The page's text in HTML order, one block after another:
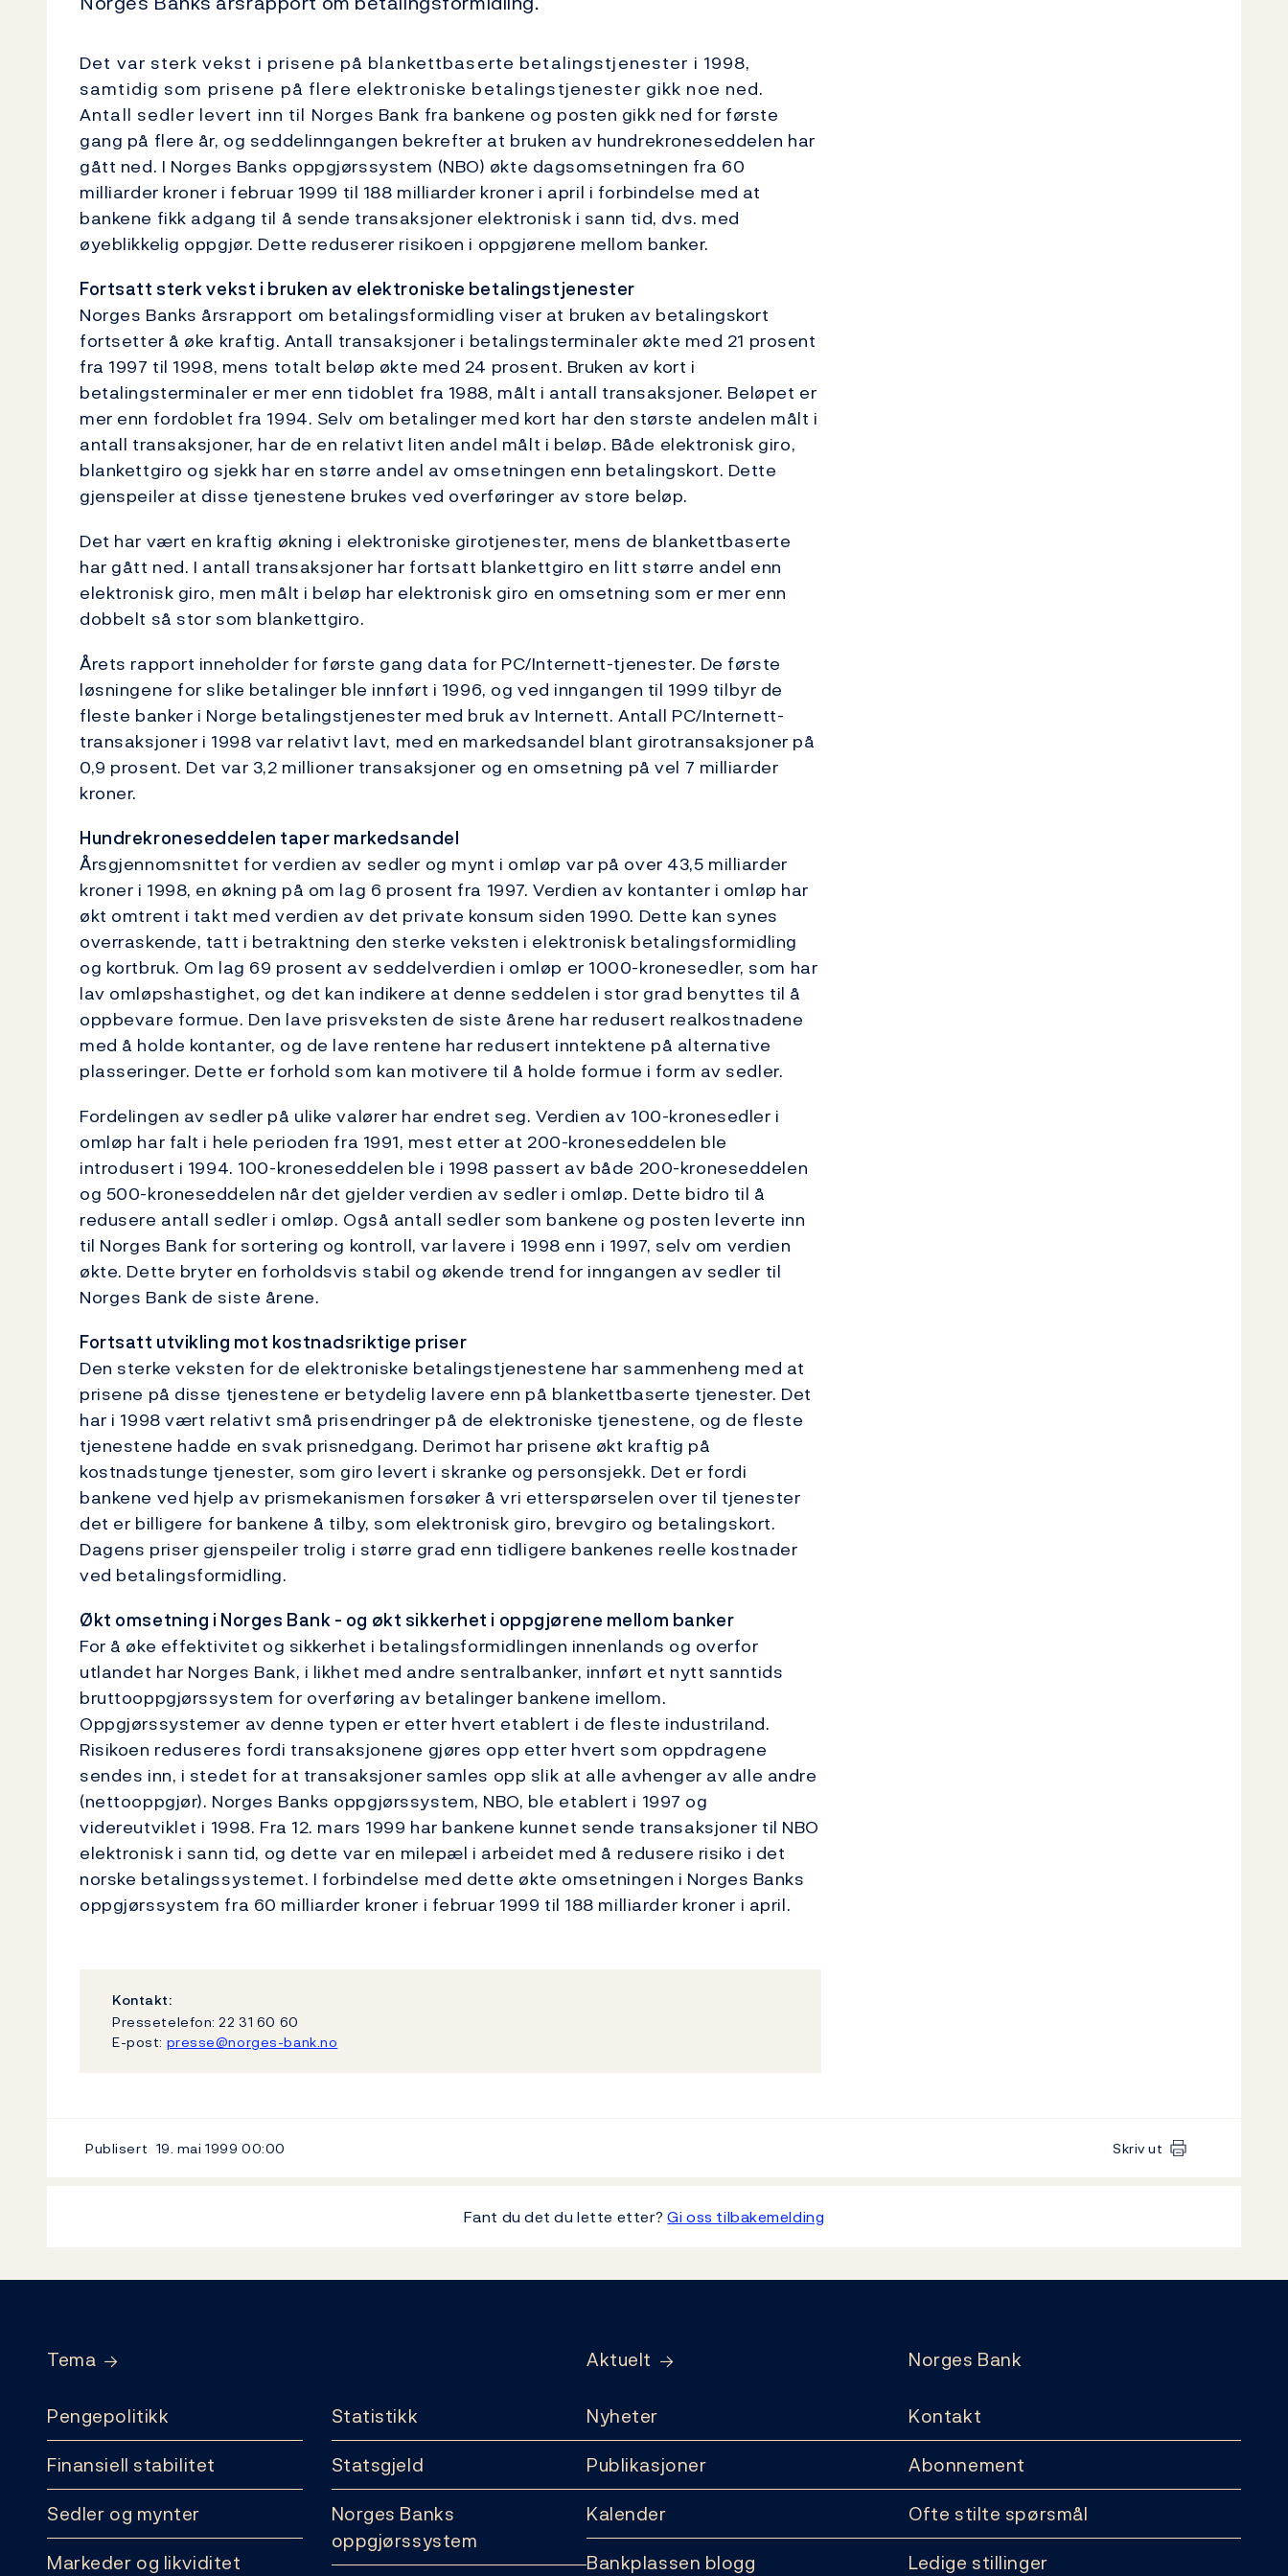
Det var sterk vekst i prisene på blankettbaserte betalingstjenester i 1998,
samtidig som prisene på flere elektroniske betalingstjenester gikk noe ned.
Antall sedler levert inn til Norges Bank fra bankene og posten gikk ned for første
gang på flere år, og seddelinngangen bekrefter at bruken av hundrekroneseddelen har
gått ned. I Norges Banks oppgjørssystem (NBO) økte dagsomsetningen fra 60
milliarder kroner i februar 1999 til 188 milliarder kroner i april i forbindelse med at
bankene fikk adgang til å sende transaksjoner elektronisk i sann tid, dvs. med
øyeblikkelig oppgjør. Dette reduserer risikoen i oppgjørene mellom banker.
Fortsatt sterk vekst i bruken av elektroniske betalingstjenester
Norges Banks årsrapport om betalingsformidling viser at bruken av betalingskort
fortsetter å øke kraftig. Antall transaksjoner i betalingsterminaler økte med 21 prosent
fra 1997 til 1998, mens totalt beløp økte med 24 prosent. Bruken av kort i
betalingsterminaler er mer enn tidoblet fra 1988, målt i antall transaksjoner. Beløpet er
mer enn fordoblet fra 1994. Selv om betalinger med kort har den største andelen målt i
antall transaksjoner, har de en relativt liten andel målt i beløp. Både elektronisk giro,
blankettgiro og sjekk har en større andel av omsetningen enn betalingskort. Dette
gjenspeiler at disse tjenestene brukes ved overføringer av store beløp.
Det har vært en kraftig økning i elektroniske girotjenester, mens de blankettbaserte
har gått ned. I antall transaksjoner har fortsatt blankettgiro en litt større andel enn
elektronisk giro, men målt i beløp har elektronisk giro en omsetning som er mer enn
dobbelt så stor som blankettgiro.
Årets rapport inneholder for første gang data for PC/Internett-tjenester. De første
løsningene for slike betalinger ble innført i 1996, og ved inngangen til 1999 tilbyr de
fleste banker i Norge betalingstjenester med bruk av Internett. Antall PC/Internett-
transaksjoner i 1998 var relativt lavt, med en markedsandel blant girotransaksjoner på
0,9 prosent. Det var 3,2 millioner transaksjoner og en omsetning på vel 7 milliarder
kroner.
Hundrekroneseddelen taper markedsandel
Årsgjennomsnittet for verdien av sedler og mynt i omløp var på over 43,5 milliarder
kroner i 1998, en økning på om lag 6 prosent fra 1997. Verdien av kontanter i omløp har
økt omtrent i takt med verdien av det private konsum siden 1990. Dette kan synes
overraskende, tatt i betraktning den sterke veksten i elektronisk betalingsformidling
og kortbruk. Om lag 69 prosent av seddelverdien i omløp er 1000-kronesedler, som har
lav omløpshastighet, og det kan indikere at denne seddelen i stor grad benyttes til å
oppbevare formue. Den lave prisveksten de siste årene har redusert realkostnadene
med å holde kontanter, og de lave rentene har redusert inntektene på alternative
plasseringer. Dette er forhold som kan motivere til å holde formue i form av sedler.
Fordelingen av sedler på ulike valører har endret seg. Verdien av 100-kronesedler i
omløp har falt i hele perioden fra 1991, mest etter at 200-kroneseddelen ble
introdusert i 1994. 100-kroneseddelen ble i 1998 passert av både 200-kroneseddelen
og 500-kroneseddelen når det gjelder verdien av sedler i omløp. Dette bidro til å
redusere antall sedler i omløp. Også antall sedler som bankene og posten leverte inn
til Norges Bank for sortering og kontroll, var lavere i 1998 enn i 1997, selv om verdien
økte. Dette bryter en forholdsvis stabil og økende trend for inngangen av sedler til
Norges Bank de siste årene.
Fortsatt utvikling mot kostnadsriktige priser
Den sterke veksten for de elektroniske betalingstjenestene har sammenheng med at
prisene på disse tjenestene er betydelig lavere enn på blankettbaserte tjenester. Det
har i 1998 vært relativt små prisendringer på de elektroniske tjenestene, og de fleste
tjenestene hadde en svak prisnedgang. Derimot har prisene økt kraftig på
kostnadstunge tjenester, som giro levert i skranke og personsjekk. Det er fordi
bankene ved hjelp av prismekanismen forsøker å vri etterspørselen over til tjenester
det er billigere for bankene å tilby, som elektronisk giro, brevgiro og betalingskort.
Dagens priser gjenspeiler trolig i større grad enn tidligere bankenes reelle kostnader
ved betalingsformidling.
Økt omsetning i Norges Bank - og økt sikkerhet i oppgjørene mellom banker
For å øke effektivitet og sikkerhet i betalingsformidlingen innenlands og overfor
utlandet har Norges Bank, i likhet med andre sentralbanker, innført et nytt sanntids
bruttooppgjørssystem for overføring av betalinger bankene imellom.
Oppgjørssystemer av denne typen er etter hvert etablert i de fleste industriland.
Risikoen reduseres fordi transaksjonene gjøres opp etter hvert som oppdragene
sendes inn, i stedet for at transaksjoner samles opp slik at alle avhenger av alle andre
(nettooppgjør). Norges Banks oppgjørssystem, NBO, ble etablert i 1997 og
videreutviklet i 1998. Fra 12. mars 1999 har bankene kunnet sende transaksjoner til NBO
elektronisk i sann tid, og dette var en milepæl i arbeidet med å redusere risiko i det
norske betalingssystemet. I forbindelse med dette økte omsetningen i Norges Banks
oppgjørssystem fra 60 milliarder kroner i februar 1999 til 188 milliarder kroner i april.
Kontakt:
Pressetelefon: 22 31 60 60
E-post: presse@norges-bank.no
Publisert 19. mai 1999 00:00 Skriv ut
Fant du det du lette etter?Gi oss tilbakemelding
Tema
Pengepolitikk
Finansiell stabilitet
Sedler og mynter
Markeder og likviditet
Statistikk
Statsgjeld
Norges Banks
oppgjørssystem
Aktuelt
Nyheter
Publikasjoner
Kalender
Bankplassen blogg
Norges Bank
Kontakt
Abonnement
Ofte stilte spørsmål
Ledige stillinger